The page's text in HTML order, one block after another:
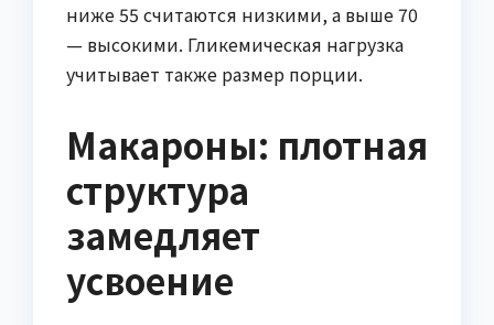
ниже 55 считаются низкими, а выше 70
— высокими. Гликемическая нагрузка
учитывает также размер порции.
Макароны: плотная
структура
замедляет
усвоение